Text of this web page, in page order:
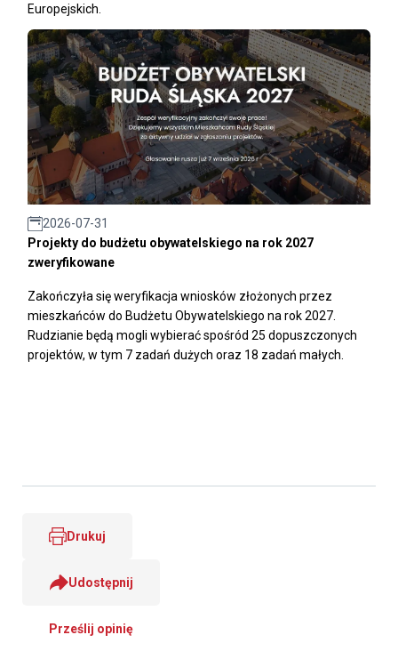
Europejskich.
2026-07-31
Projekty do budżetu obywatelskiego na rok 2027
zweryfikowane
Zakończyła się weryfikacja wniosków złożonych przez
mieszkańców do Budżetu Obywatelskiego na rok 2027.
Rudzianie będą mogli wybierać spośród 25 dopuszczonych
projektów, w tym 7 zadań dużych oraz 18 zadań małych.
Drukuj
Udostępnij
Prześlij opinię